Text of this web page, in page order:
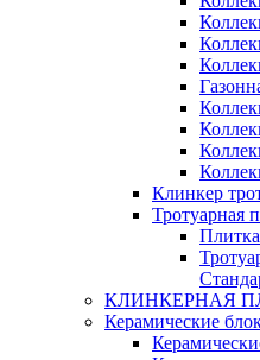
Клинкер
Тротуарная
КЛИНКЕРНАЯ
Керамические